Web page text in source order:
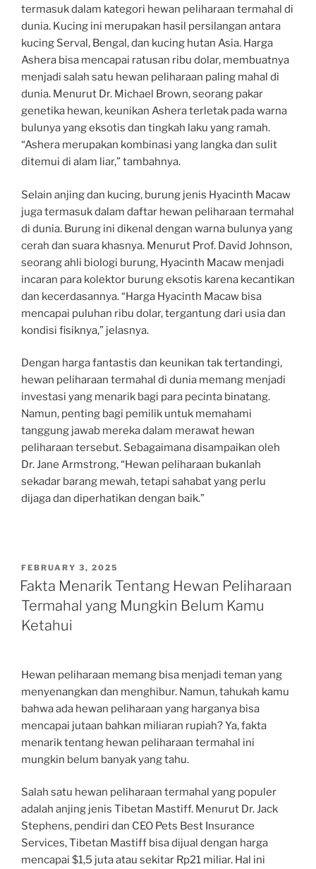
termasuk dalam kategori hewan peliharaan termahal di
dunia. Kucing ini merupakan hasil persilangan antara
kucing Serval, Bengal, dan kucing hutan Asia. Harga
Ashera bisa mencapai ratusan ribu dolar, membuatnya
menjadi salah satu hewan peliharaan paling mahal di
dunia. Menurut Dr. Michael Brown, seorang pakar
genetika hewan, keunikan Ashera terletak pada warna
bulunya yang eksotis dan tingkah laku yang ramah.
“Ashera merupakan kombinasi yang langka dan sulit
ditemui di alam liar,” tambahnya.
Selain anjing dan kucing, burung jenis Hyacinth Macaw
juga termasuk dalam daftar hewan peliharaan termahal
di dunia. Burung ini dikenal dengan warna bulunya yang
cerah dan suara khasnya. Menurut Prof. David Johnson,
seorang ahli biologi burung, Hyacinth Macaw menjadi
incaran para kolektor burung eksotis karena kecantikan
dan kecerdasannya. “Harga Hyacinth Macaw bisa
mencapai puluhan ribu dolar, tergantung dari usia dan
kondisi fisiknya,” jelasnya.
Dengan harga fantastis dan keunikan tak tertandingi,
hewan peliharaan termahal di dunia memang menjadi
investasi yang menarik bagi para pecinta binatang.
Namun, penting bagi pemilik untuk memahami
tanggung jawab mereka dalam merawat hewan
peliharaan tersebut. Sebagaimana disampaikan oleh
Dr. Jane Armstrong, “Hewan peliharaan bukanlah
sekadar barang mewah, tetapi sahabat yang perlu
dijaga dan diperhatikan dengan baik.”
POSTED
ON
FEBRUARY 3, 2025
Fakta Menarik Tentang Hewan Peliharaan
Termahal yang Mungkin Belum Kamu
Ketahui
Hewan peliharaan memang bisa menjadi teman yang
menyenangkan dan menghibur. Namun, tahukah kamu
bahwa ada hewan peliharaan yang harganya bisa
mencapai jutaan bahkan miliaran rupiah? Ya, fakta
menarik tentang hewan peliharaan termahal ini
mungkin belum banyak yang tahu.
Salah satu hewan peliharaan termahal yang populer
adalah anjing jenis Tibetan Mastiff. Menurut Dr. Jack
Stephens, pendiri dan CEO Pets Best Insurance
Services, Tibetan Mastiff bisa dijual dengan harga
mencapai $1,5 juta atau sekitar Rp21 miliar. Hal ini